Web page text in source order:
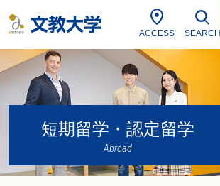
ACCESS SEARCH
短期留学・認定留学
Abroad